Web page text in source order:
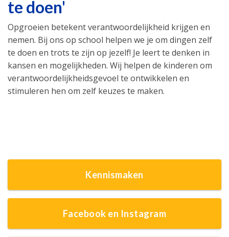
te doen'
Opgroeien betekent verantwoordelijkheid krijgen en
nemen. Bij ons op school helpen we je om dingen zelf
te doen en trots te zijn op jezelf! Je leert te denken in
kansen en mogelijkheden. Wij helpen de kinderen om
verantwoordelijkheidsgevoel te ontwikkelen en
stimuleren hen om zelf keuzes te maken.
Kennismaken
Facebook en Instagram